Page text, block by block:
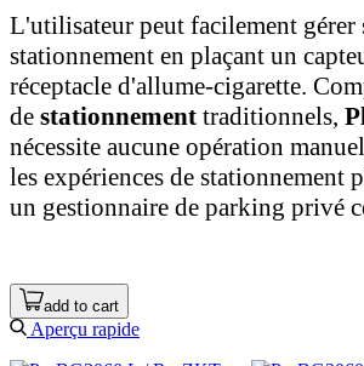
L'utilisateur peut facilement gérer
stationnement en plaçant un
réceptacle d'allume-cigarette.
de stationnement traditionnels,
nécessite aucune opération
les expériences de stationnement
un gestionnaire de parking privé
add to cart
Aperçu rapide